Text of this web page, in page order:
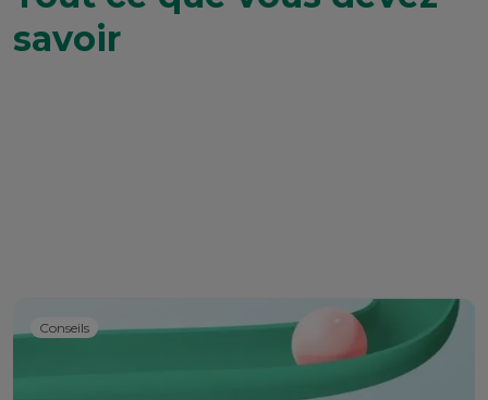
savoir
Conseils